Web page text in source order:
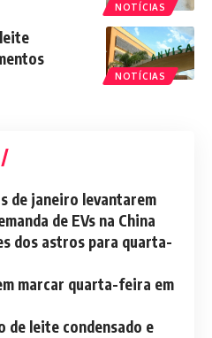
NOTÍCIAS
NOTÍCIAS
de janeiro levantarem
de EVs na China
dos astros para quarta-
marcar quarta-feira em
de leite condensado e